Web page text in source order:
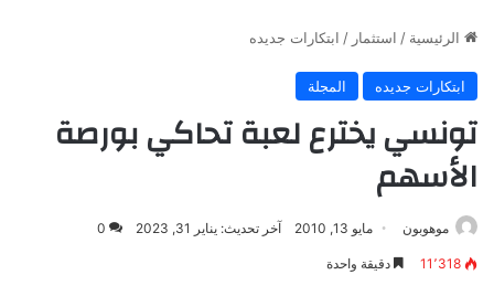
الرئيسية / استثمار / ابتكارات جديده
ابتكارات جديده المجلة
تونسي يخترع لعبة تحاكي بورصة
الأسهم
موهوبون مايو 13, 2010 آخر تحديث: يناير 31, 2023 0
11٬318 دقيقة واحدة